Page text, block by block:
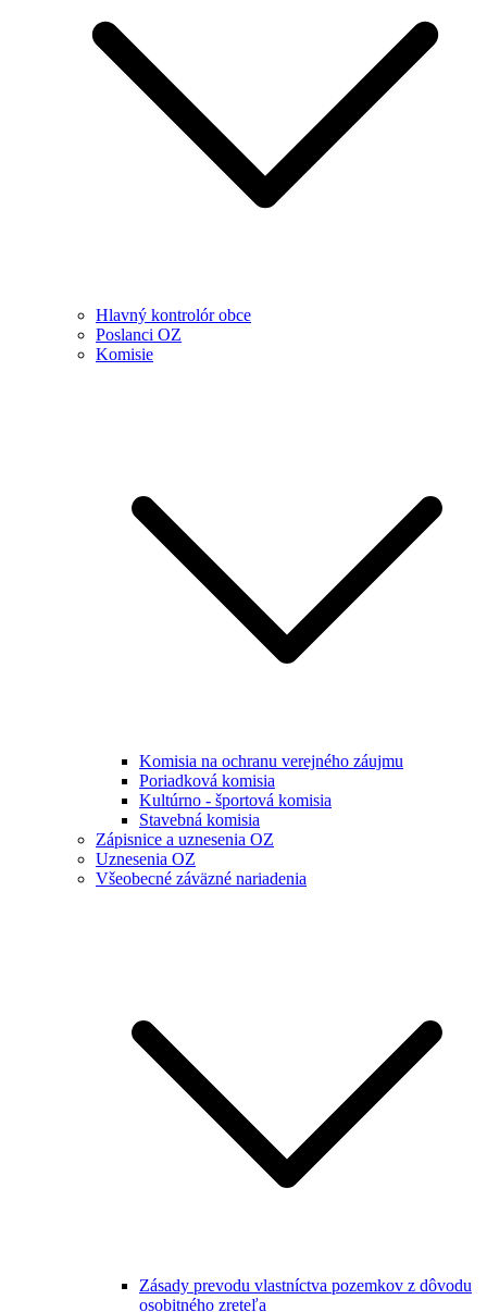
Hlavný kontrolór obce
Poslanci OZ
Komisie
Komisia na ochranu verejného záujmu
Poriadková komisia
Kultúrno - športová komisia
Stavebná komisia
Zápisnice a uznesenia OZ
Uznesenia OZ
Všeobecné záväzné nariadenia
Zásady prevodu vlastníctva pozemkov z dôvodu
osobitného zreteľa